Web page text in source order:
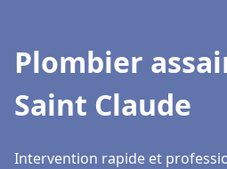
Plombier
Saint Claude
Intervention rapide et